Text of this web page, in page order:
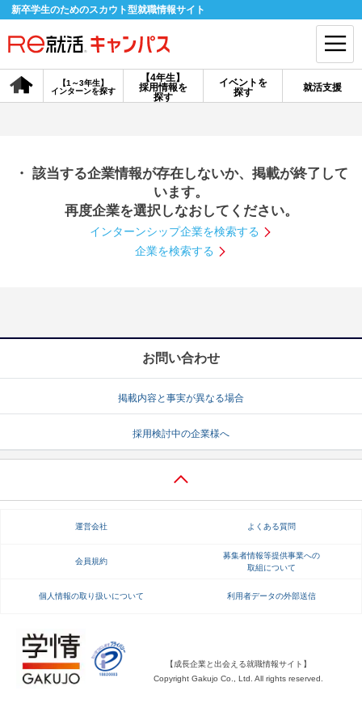
新卒学生のためのスカウト型就職情報サイト
【4年生】
採用情報を
探す
【1～3年生】
インターンを探す
イベントを
探す
就活支援
会員登録 ログイン
探す
【4年生】
説明会を探す
インターンを探す
就活ノウハウ・サポート
就活支援
就活ノウハウが満載！ お役立ち記事・相談室など
適職診断 就活チャンネル
・ 該当する企業情報が存在しないか、掲載が終了して
います。
再度企業を選択しなおしてください。
インターンシップ企業を検索する
企業を検索する
お問い合わせ
掲載内容と事実が異なる場合
採用検討中の企業様へ
運営会社 よくある質問
会員規約
募集者情報等提供事業への
取組について
個人情報の取り扱いについて 利用者データの外部送信
【成長企業と出会える就職情報サイト】
Copyright Gakujo Co., Ltd. All rights reserved.